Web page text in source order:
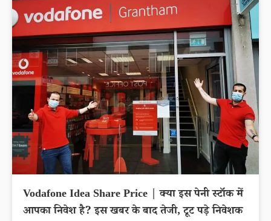
Vodafone Idea Share Price | क्या इस पेनी स्टॉक में
आपका निवेश है? इस खबर के बाद तेजी, टूट पड़े निवेशक